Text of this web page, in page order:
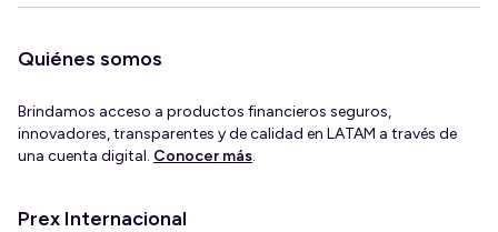
Quiénes somos
Brindamos acceso a productos financieros seguros,
innovadores, transparentes y de calidad en LATAM a través de
una cuenta digital. Conocer más.
Prex Internacional